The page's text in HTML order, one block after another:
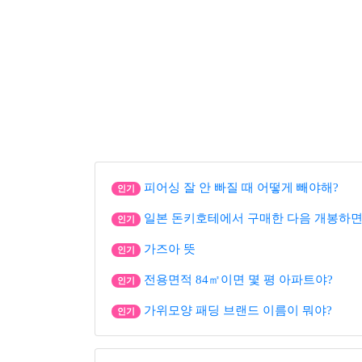
인기 피어싱 잘 안 빠질 때 어떻게 빼야해?
인기 일본 돈키호테에서 구매한 다음 개봉하
인기 가즈아 뜻
인기 전용면적 84㎡이면 몇 평 아파트야?
인기 가위모양 패딩 브랜드 이름이 뭐야?